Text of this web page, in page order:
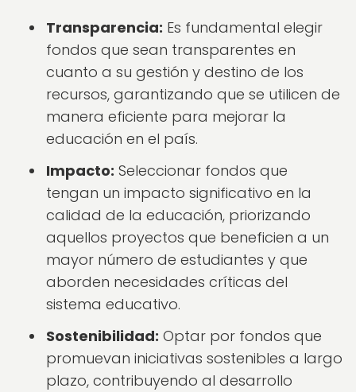
Transparencia: Es fundamental elegir
fondos que sean transparentes en
cuanto a su gestión y destino de los
recursos, garantizando que se utilicen de
manera eficiente para mejorar la
educación en el país.
Impacto: Seleccionar fondos que
tengan un impacto significativo en la
calidad de la educación, priorizando
aquellos proyectos que beneficien a un
mayor número de estudiantes y que
aborden necesidades críticas del
sistema educativo.
Sostenibilidad: Optar por fondos que
promuevan iniciativas sostenibles a largo
plazo, contribuyendo al desarrollo